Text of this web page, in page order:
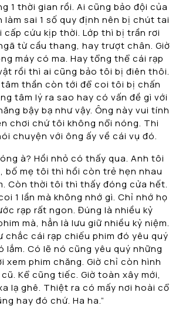
1 thời gian rồi. Ai cũng bảo đội của
sai 1 số quy định nên bị chút tai
cấp cứu kịp thời. Lớp thì bị trần rơi
từ cầu thang, hay trượt chân. Giờ
máy có ma. Hay tổng thể cái rạp
rồi thì ai cũng bảo tôi bị điên thôi.
thần còn tới để coi tôi bị chấn
tâm lý ra sao hay có vấn đề gì với
bậy bạ như vậy. Ông này vui tính
chơi chứ tôi không nổi nóng. Thi
chuyện với ông ấy về cái vụ đó.
à? Hồi nhỏ có thấy qua. Anh tôi
bố mẹ tôi thì hồi còn trẻ hẹn nhau
Còn thời tôi thì thấy đóng cửa hết.
1 lần mà không nhớ gì. Chỉ nhớ họ
rạp rất ngon. Đúng là nhiều kỷ
mà, hẳn là lưu giữ nhiều kỷ niệm.
chắc cái rạp chiếu phim đó yêu quý
lắm. Có lẽ nó cũng yêu quý những
xem phim chăng. Giờ chỉ còn hình
Kể cũng tiếc. Giờ toàn xây mới,
lạ ghê. Thiệt ra có mấy nơi hoài cổ
hay đó chứ. Ha ha.”